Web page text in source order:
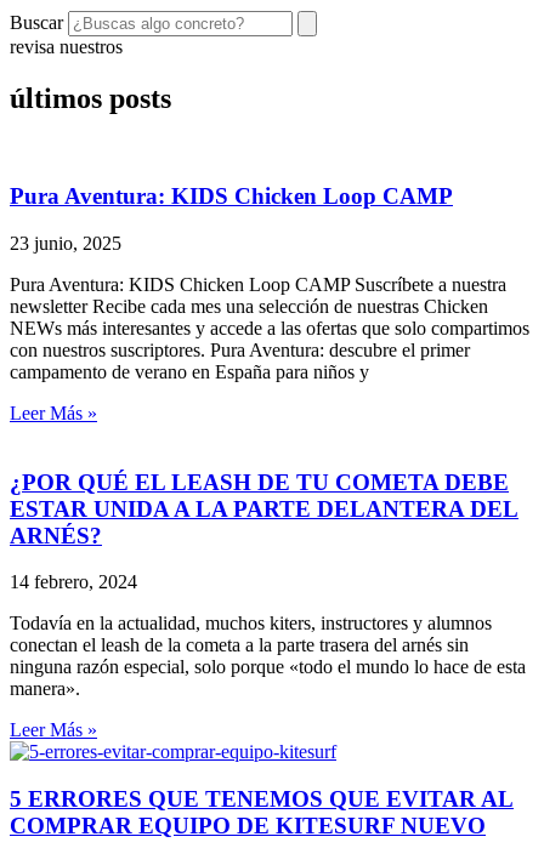
Buscar
revisa nuestros
últimos posts
Pura Aventura: KIDS Chicken Loop CAMP
23 junio, 2025
Pura Aventura: KIDS Chicken Loop CAMP Suscríbete a nuestra
newsletter Recibe cada mes una selección de nuestras Chicken
NEWs más interesantes y accede a las ofertas que solo compartimos
con nuestros suscriptores. Pura Aventura: descubre el primer
campamento de verano en España para niños y
Leer Más »
¿POR QUÉ EL LEASH DE TU COMETA DEBE
ESTAR UNIDA A LA PARTE DELANTERA DEL
ARNÉS?
14 febrero, 2024
Todavía en la actualidad, muchos kiters, instructores y alumnos
conectan el leash de la cometa a la parte trasera del arnés sin
ninguna razón especial, solo porque «todo el mundo lo hace de esta
manera».
Leer Más »
5 ERRORES QUE TENEMOS QUE EVITAR AL
COMPRAR EQUIPO DE KITESURF NUEVO